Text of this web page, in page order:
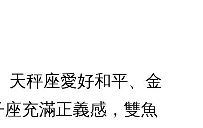
天秤座愛好和平、金
充滿正義感，雙魚